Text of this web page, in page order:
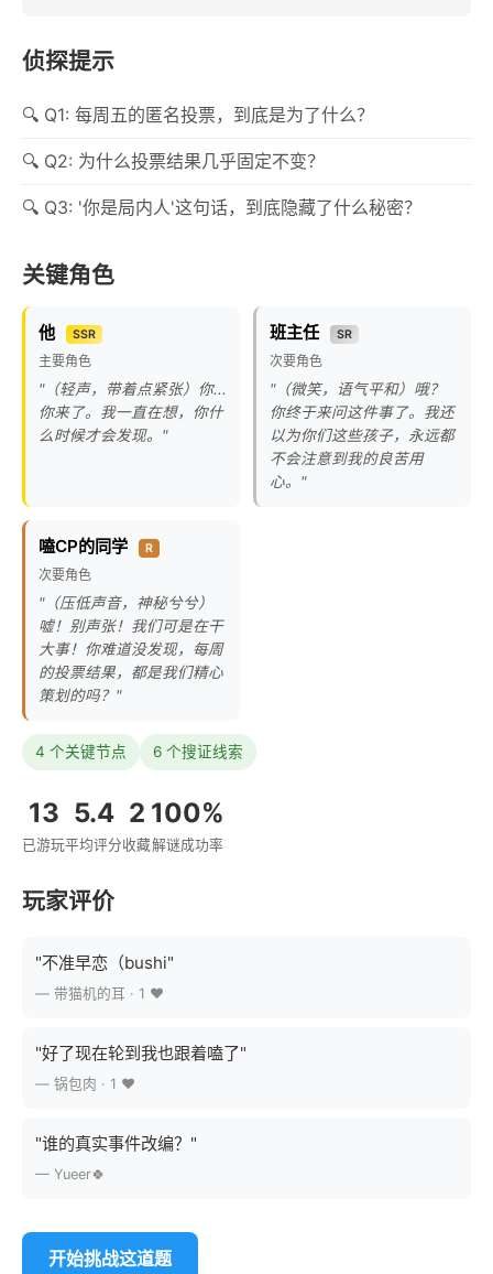
侦探提示
Q1: 每周五的匿名投票，到底是为了什么？
Q2: 为什么投票结果几乎固定不变？
Q3: '你是局内人'这句话，到底隐藏了什么秘密？
关键角色
他 SSR
主要角色
"（轻声，带着点紧张）你...
你来了。我一直在想，你什
么时候才会发现。"
班主任 SR
次要角色
"（微笑，语气平和）哦？
你终于来问这件事了。我还
以为你们这些孩子，永远都
不会注意到我的良苦用
心。"
嗑CP的同学 R
次要角色
"（压低声音，神秘兮兮）
嘘！别声张！我们可是在干
大事！你难道没发现，每周
的投票结果，都是我们精心
策划的吗？"
4 个关键节点 6 个搜证线索
13
已游玩
5.4
平均评分
2
收藏
100%
解谜成功率
玩家评价
"不准早恋（bushi"
— 带猫机的耳 · 1 ❤️
"好了现在轮到我也跟着嗑了"
— 锅包肉 · 1 ❤️
"谁的真实事件改编？"
— Yueer🍀
开始挑战这道题